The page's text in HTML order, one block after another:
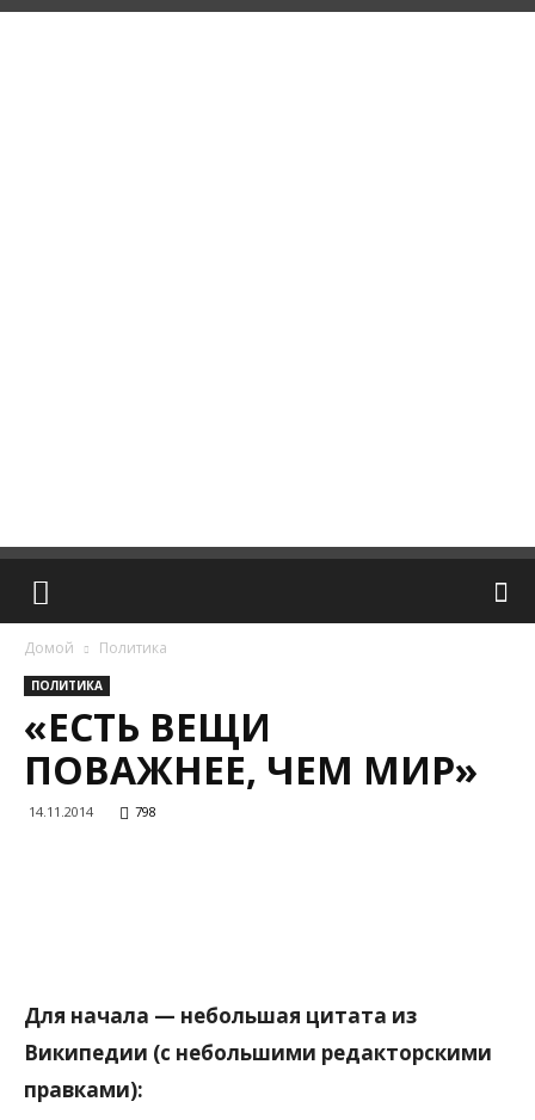
Домой Политика
ПОЛИТИКА
«ЕСТЬ ВЕЩИ
ПОВАЖНЕЕ, ЧЕМ МИР»
14.11.2014 798
Для начала — небольшая цитата из
Википедии (с небольшими редакторскими
правками):